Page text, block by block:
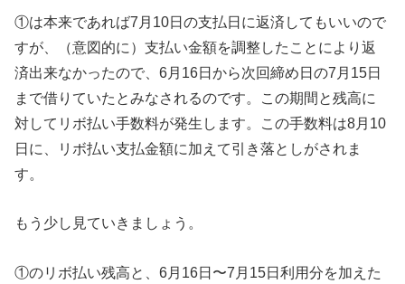
①は本来であれば7月10日の支払日に返済してもいいので
すが、（意図的に）支払い金額を調整したことにより返
済出来なかったので、6月16日から次回締め日の7月15日
まで借りていたとみなされるのです。この期間と残高に
対してリボ払い手数料が発生します。この手数料は8月10
日に、リボ払い支払金額に加えて引き落としがされま
す。
もう少し見ていきましょう。
①のリボ払い残高と、6月16日〜7月15日利用分を加えた